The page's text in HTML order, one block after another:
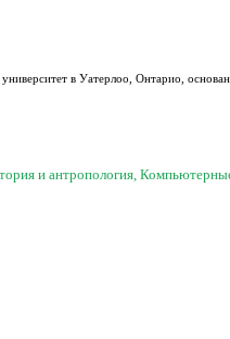
в Уатерлоо, Онтарио,
и антропология,